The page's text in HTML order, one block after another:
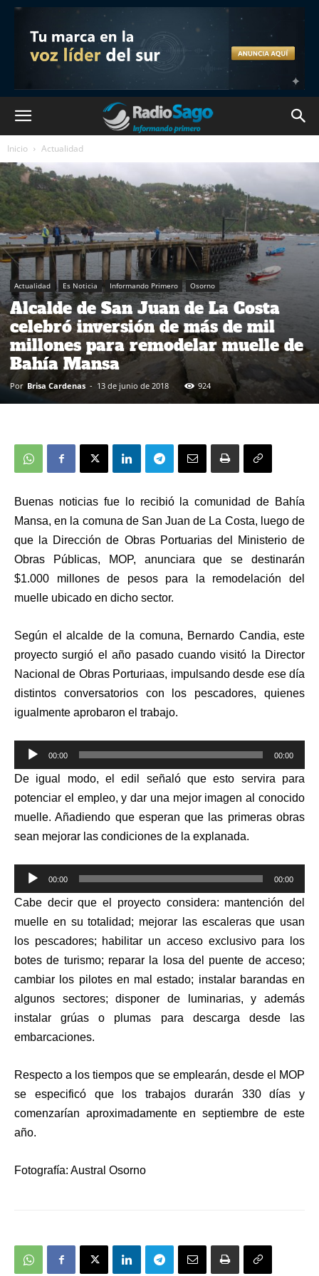
Inicio Actualidad
Actualidad Es Noticia Informando Primero Osorno
Alcalde de San Juan de La Costa
celebró inversión de más de mil
millones para remodelar muelle de
Bahía Mansa
Por Brisa Cardenas - 13 de junio de 2018 924
Buenas noticias fue lo recibió la comunidad de Bahía
Mansa, en la comuna de San Juan de La Costa, luego de
que la Dirección de Obras Portuarias del Ministerio de
Obras Públicas, MOP, anunciara que se destinarán
$1.000 millones de pesos para la remodelación del
muelle ubicado en dicho sector.
Según el alcalde de la comuna, Bernardo Candia, este
proyecto surgió el año pasado cuando visitó la Director
Nacional de Obras Porturiaas, impulsando desde ese día
distintos conversatorios con los pescadores, quienes
igualmente aprobaron el trabajo.
Reproductor
de
audio
00:00 00:00
De igual modo, el edil señaló que esto servira para
potenciar el empleo, y dar una mejor imagen al conocido
muelle. Añadiendo que esperan que las primeras obras
sean mejorar las condiciones de la explanada.
Reproductor
de
audio
00:00 00:00
Cabe decir que el proyecto considera: mantención del
muelle en su totalidad; mejorar las escaleras que usan
los pescadores; habilitar un acceso exclusivo para los
botes de turismo; reparar la losa del puente de acceso;
cambiar los pilotes en mal estado; instalar barandas en
algunos sectores; disponer de luminarias, y además
instalar grúas o plumas para descarga desde las
embarcaciones.
Respecto a los tiempos que se emplearán, desde el MOP
se especificó que los trabajos durarán 330 días y
comenzarían aproximadamente en septiembre de este
año.
Fotografía: Austral Osorno